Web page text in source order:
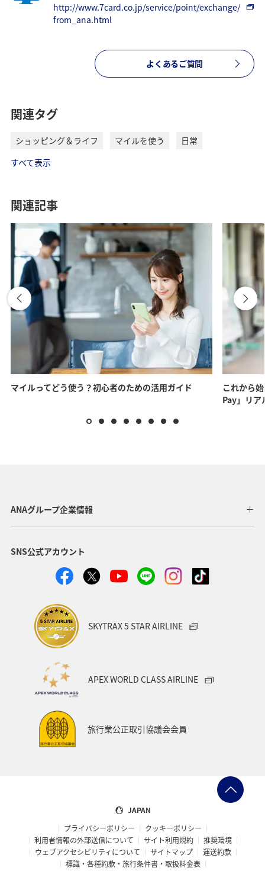
http://www.7card.co.jp/service/point/exchange/
from_ana.html
よくあるご質問
関連タグ
ショッピング＆ライフ マイルを使う
日常
すべて表示
関連記事
マイルってどう使う？初心者のための活用ガイド
これから
Pay」リア
ANAグループ企業情報
SNS公式アカウント
SKYTRAX 5 STAR AIRLINE
APEX WORLD CLASS AIRLINE
旅行業公正取引協議会会員
JAPAN
プライバシーポリシー
クッキーポリシー
利用者情報の外部送信について
サイト利用規約
推奨環境
ウェブアクセシビリティについて
サイトマップ
運送約款
標識・各種約款・旅行条件書・取扱料金表